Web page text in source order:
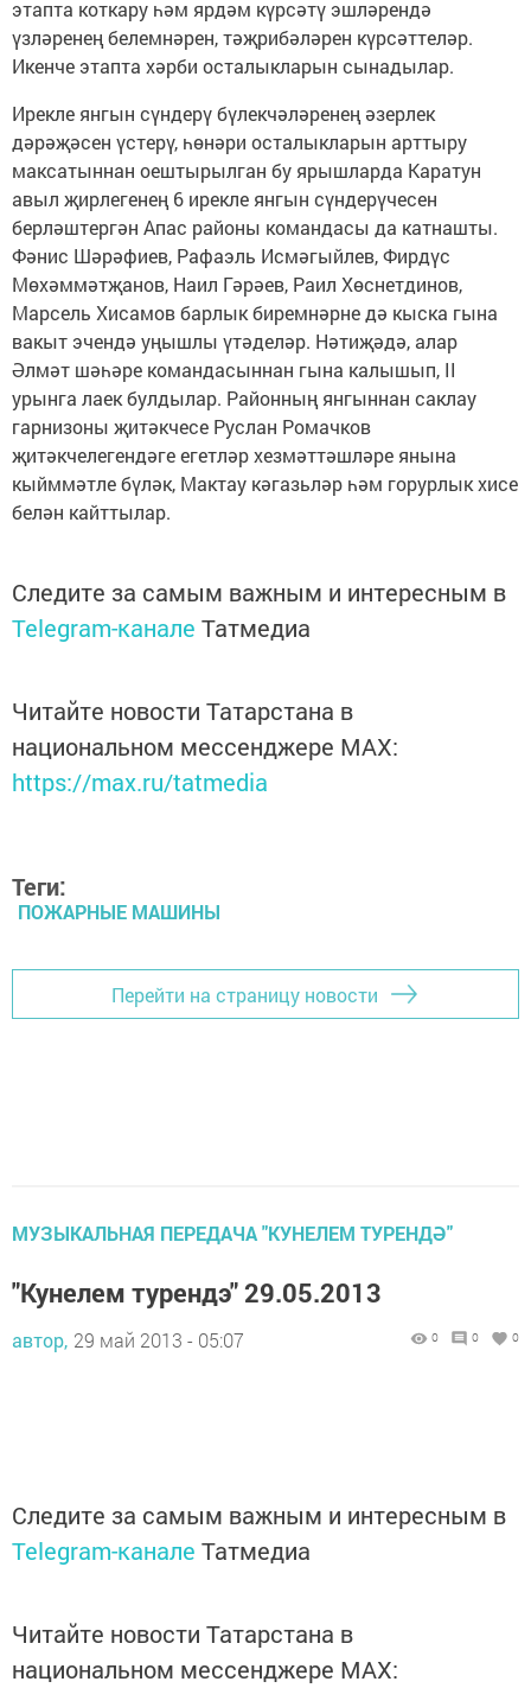
этапта коткару һәм ярдәм күрсәтү эшләрендә
үзләренең белемнәрен, тәҗрибәләрен күрсәттеләр.
Икенче этапта хәрби осталыкларын сынадылар.
Ирекле янгын сүндерү бүлекчәләренең әзерлек
дәрәҗәсен үстерү, һөнәри осталыкларын арттыру
максатыннан оештырылган бу ярышларда Каратун
авыл җирлегенең 6 ирекле янгын сүндерүчесен
берләштергән Апас районы командасы да катнашты.
Фәнис Шәрәфиев, Рафаэль Исмәгыйлев, Фирдүс
Мөхәммәтҗанов, Наил Гәрәев, Раил Хөснетдинов,
Марсель Хисамов барлык биремнәрне дә кыска гына
вакыт эчендә уңышлы үтәделәр. Нәтиҗәдә, алар
Әлмәт шәһәре командасыннан гына калышып, II
урынга лаек булдылар. Районның янгыннан саклау
гарнизоны җитәкчесе Руслан Ромачков
җитәкчелегендәге егетләр хезмәттәшләре янына
кыйммәтле бүләк, Мактау кәгазьләр һәм горурлык хисе
белән кайттылар.
Следите за самым важным и интересным в
Telegram-канале Татмедиа
Читайте новости Татарстана в
национальном мессенджере MАХ:
https://max.ru/tatmedia
Теги:
ПОЖАРНЫЕ МАШИНЫ
Перейти на страницу новости
МУЗЫКАЛЬНАЯ ПЕРЕДАЧА "КУНЕЛЕМ ТУРЕНДӘ"
"Кунелем турендэ" 29.05.2013
автор, 29 май 2013 - 05:07 0 0 0
Следите за самым важным и интересным в
Telegram-канале Татмедиа
Читайте новости Татарстана в
национальном мессенджере MАХ: